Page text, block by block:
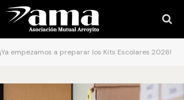
¡Ya empezamos a preparar los Kits Escolares 2026!